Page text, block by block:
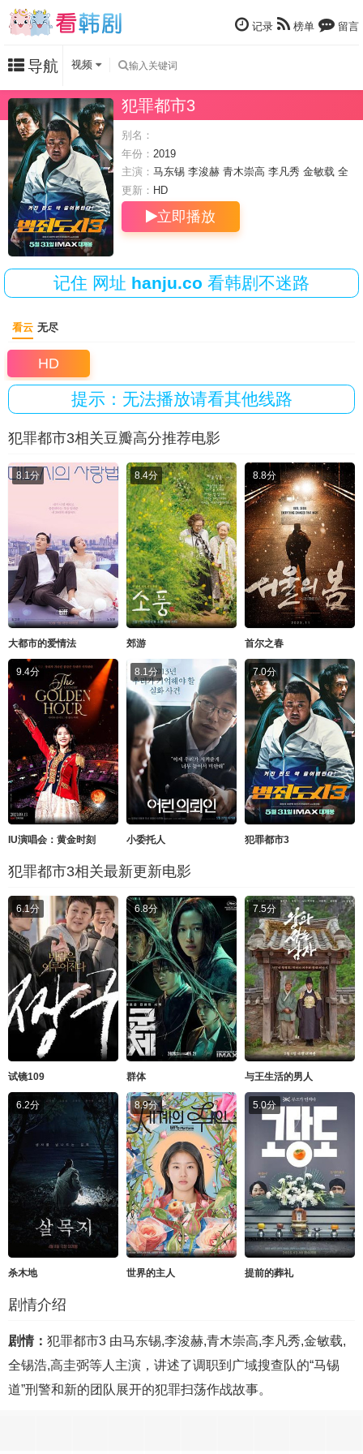
记录 榜单 留言
导航 视频
犯罪都市3
别名：
年份： 2019
主演： 马东锡 李浚赫 青木崇高 李凡秀 金敏载 全
锡浩 高圭弼
更新： HD
立即播放
记住 网址 hanju.co 看韩剧不迷路
看云 无尽
HD
提示：无法播放请看其他线路
犯罪都市3相关豆瓣高分推荐电影
8.1分
大都市的爱情法
8.4分
郊游
8.8分
首尔之春
9.4分
IU演唱会：黄金时刻
8.1分
小委托人
7.0分
犯罪都市3
犯罪都市3相关最新更新电影
6.1分
试镜109
6.8分
群体
7.5分
与王生活的男人
6.2分
杀木地
8.9分
世界的主人
5.0分
提前的葬礼
剧情介绍
剧情： 犯罪都市3 由马东锡,李浚赫,青木崇高,李凡秀,金敏载,
全锡浩,高圭弼等人主演，讲述了调职到广域搜查队的“马锡
道”刑警和新的团队展开的犯罪扫荡作战故事。